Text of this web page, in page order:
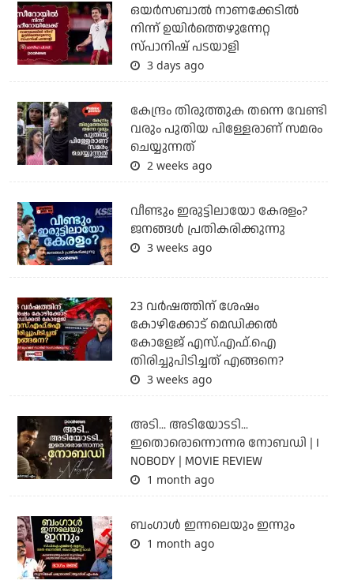
ഒയര്‍സബാൽ നാണക്കേടിൽ
നിന്ന് ഉയിർത്തെഴുന്നേറ്റ
സ്പാനിഷ് പടയാളി
3 days ago
കേന്ദ്രം തിരുത്തുക തന്നെ വേണ്ടി
വരും പുതിയ പിള്ളേരാണ് സമരം
ചെയ്യുന്നത്
2 weeks ago
വീണ്ടും ഇരുട്ടിലായോ കേരളം?
ജനങ്ങൾ പ്രതികരിക്കുന്നു
3 weeks ago
23 വർഷത്തിന് ശേഷം
കോഴിക്കോട് മെഡിക്കൽ
കോളേജ് എസ്.എഫ്.ഐ
തിരിച്ചുപിടിച്ചത് എങ്ങനെ?
3 weeks ago
അടി... അടിയോടടി...
ഇതൊരൊന്നൊന്നര നോബഡി | I
NOBODY | MOVIE REVIEW
1 month ago
ബംഗാള്‍ ഇന്നലെയും ഇന്നും
1 month ago